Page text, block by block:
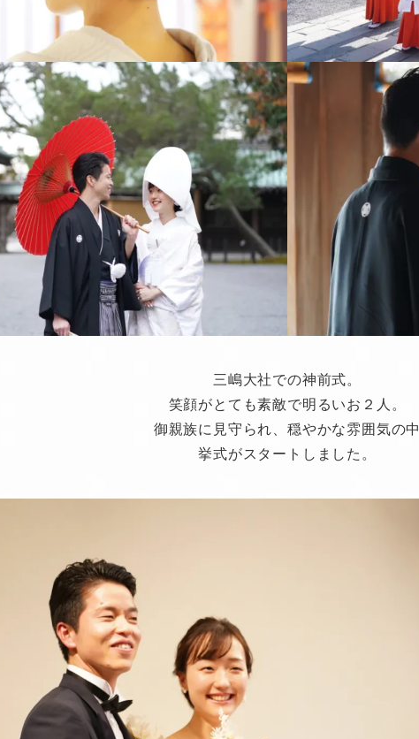
三嶋大社での神前式。
笑顔がとても素敵で明るいお２人。
御親族に見守られ、穏やかな雰囲気の中
挙式がスタートしました。